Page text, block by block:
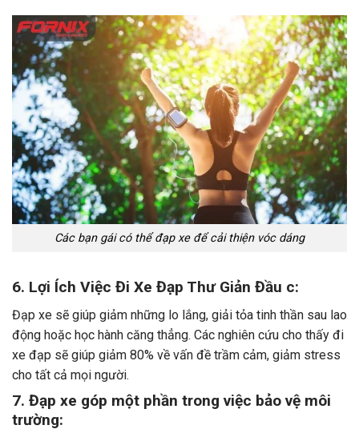
Các bạn gái có thể đạp xe để cải thiện vóc dáng
6. Lợi Ích Việc Đi Xe Đạp Thư Giản Đầu c:
Đạp xe sẽ giúp giảm những lo lắng, giải tỏa tinh thần sau lao
động hoặc học hành căng thẳng. Các nghiên cứu cho thấy đi
xe đạp sẽ giúp giảm 80% về vấn đề trầm cảm, giảm stress
cho tất cả mọi người.
7. Đạp xe góp một phần trong việc bảo vệ môi
trường: